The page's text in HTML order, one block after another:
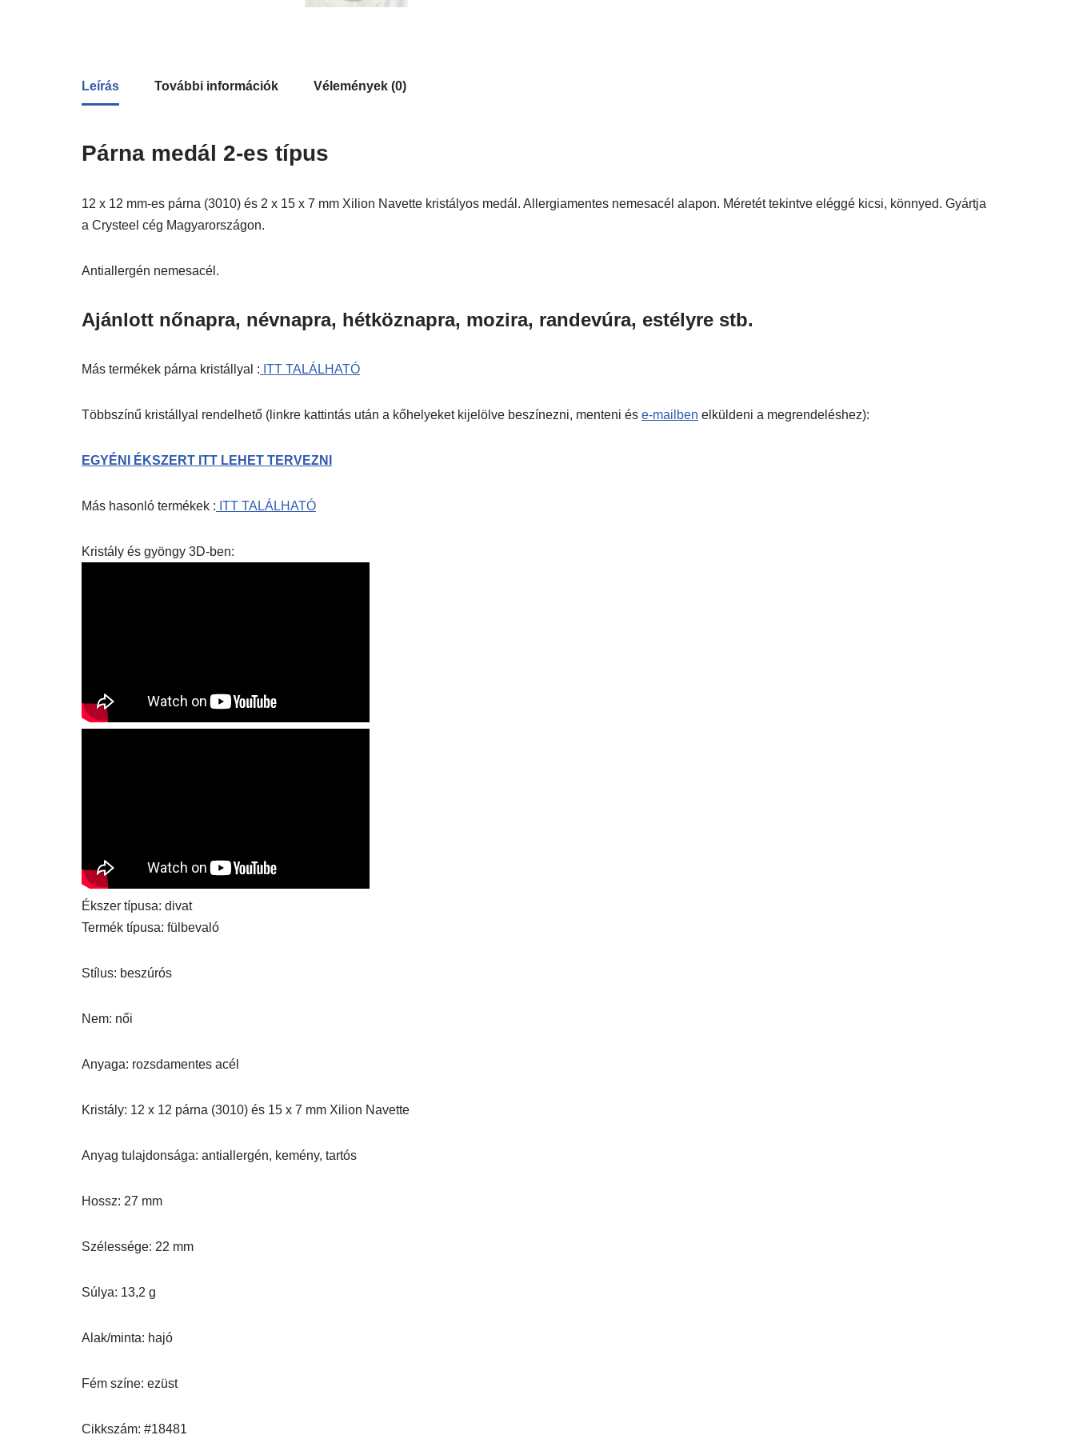
Leírás További információk Vélemények (0)
Párna medál 2-es típus
12 x 12 mm-es párna (3010) és 2 x 15 x 7 mm Xilion Navette kristályos medál. Allergiamentes nemesacél alapon. Méretét tekintve eléggé kicsi, könnyed. Gyártja
a Crysteel cég Magyarországon.
Antiallergén nemesacél.
Ajánlott nőnapra, névnapra, hétköznapra, mozira, randevúra, estélyre stb.
Más termékek párna kristállyal : ITT TALÁLHATÓ
Többszínű kristállyal rendelhető (linkre kattintás után a kőhelyeket kijelölve beszínezni, menteni és e-mailben elküldeni a megrendeléshez):
EGYÉNI ÉKSZERT ITT LEHET TERVEZNI
Más hasonló termékek : ITT TALÁLHATÓ
Kristály és gyöngy 3D-ben:
Ékszer típusa: divat
Termék típusa: fülbevaló
Stílus: beszúrós
Nem: női
Anyaga: rozsdamentes acél
Kristály: 12 x 12 párna (3010) és 15 x 7 mm Xilion Navette
Anyag tulajdonsága: antiallergén, kemény, tartós
Hossz: 27 mm
Szélessége: 22 mm
Súlya: 13,2 g
Alak/minta: hajó
Fém színe: ezüst
Cikkszám: #18481